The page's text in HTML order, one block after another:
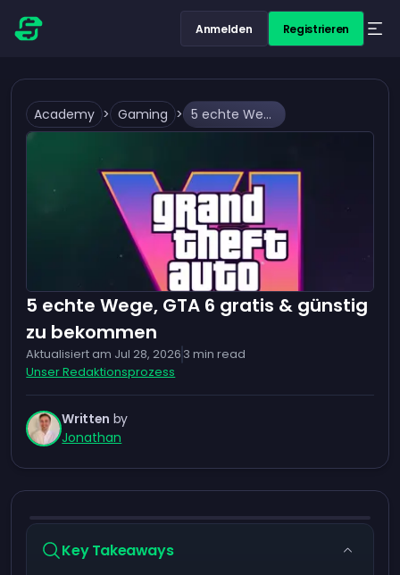
Anmelden Registrieren
Academy > Gaming > 5 echte Wege, GTA 6 gratis & günstig zu bekommen
5 echte Wege, GTA 6 gratis & günstig
zu bekommen
Aktualisiert am Jul 28, 2026 3 min read
Unser Redaktionsprozess
Written by
Jonathan
Key Takeaways